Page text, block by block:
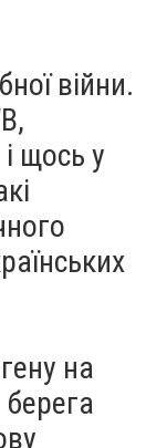
війни.
щось у
на
берега